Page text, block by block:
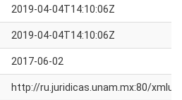
2019-04-04T14:10:06Z
2019-04-04T14:10:06Z
2017-06-02
http://ru.juridicas.unam.mx:80/